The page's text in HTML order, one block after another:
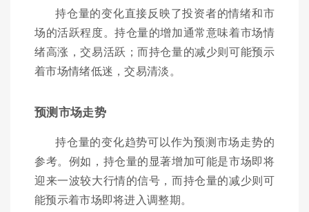
持仓量的变化直接反映了投资者的情绪和市
场的活跃程度。持仓量的增加通常意味着市场情
绪高涨，交易活跃；而持仓量的减少则可能预示
着市场情绪低迷，交易清淡。
预测市场走势
持仓量的变化趋势可以作为预测市场走势的
参考。例如，持仓量的显著增加可能是市场即将
迎来一波较大行情的信号，而持仓量的减少则可
能预示着市场即将进入调整期。